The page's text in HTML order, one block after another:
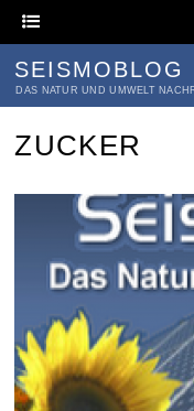
SEISMOBLOG
DAS NATUR UND UMWELT
ZUCKER